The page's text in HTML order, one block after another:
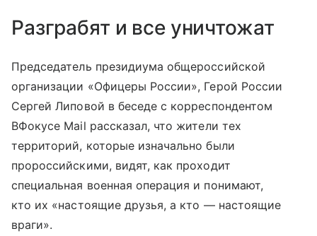
Разграбят и все уничтожат
Председатель президиума общероссийской
организации «Офицеры России», Герой России
Сергей Липовой в беседе с корреспондентом
ВФокусе Mail рассказал, что жители тех
территорий, которые изначально были
пророссийскими, видят, как проходит
специальная военная операция и понимают,
кто их «настоящие друзья, а кто — настоящие
враги».